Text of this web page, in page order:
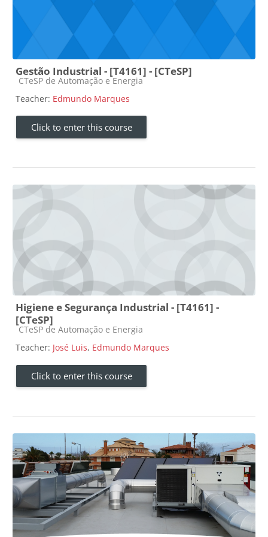
Gestão Industrial - [T4161] - [CTeSP]
Course category
CTeSP de Automação e Energia
Teacher: Edmundo Marques
Click to enter this course
Higiene e Segurança Industrial - [T4161] -
[CTeSP]
Course category
CTeSP de Automação e Energia
Teacher: José Luis, Edmundo Marques
Click to enter this course